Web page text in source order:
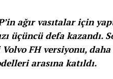
ağır vasıtalar için
üçüncü defa kazandı.
FH versiyonu,
arasına katıldı.